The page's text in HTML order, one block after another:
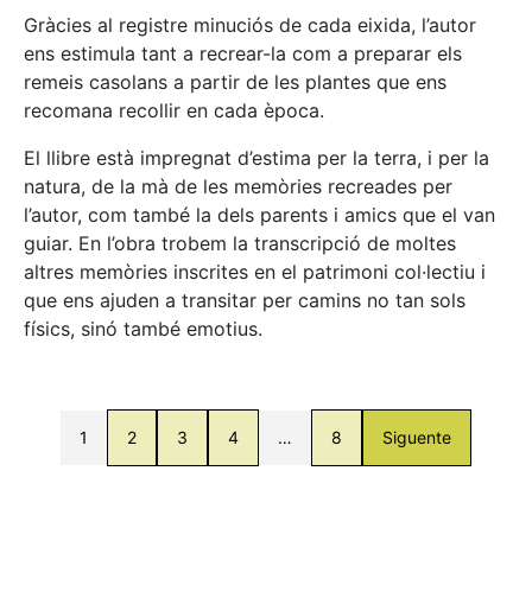
Gràcies al registre minuciós de cada eixida, l’autor
ens estimula tant a recrear-la com a preparar els
remeis casolans a partir de les plantes que ens
recomana recollir en cada època.
El llibre està impregnat d’estima per la terra, i per la
natura, de la mà de les memòries recreades per
l’autor, com també la dels parents i amics que el van
guiar. En l’obra trobem la transcripció de moltes
altres memòries inscrites en el patrimoni col·lectiu i
que ens ajuden a transitar per camins no tan sols
físics, sinó també emotius.
1 2 3 4 … 8 Siguente